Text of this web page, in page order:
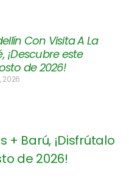
Con Visita A La
¡Descubre este
de 2026!
2026